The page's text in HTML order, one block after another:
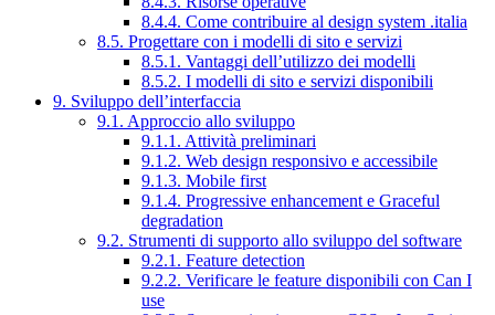
8.4.4. Come contribuire al design system .italia
8.5. Progettare con i modelli di sito e servizi
8.5.1. Vantaggi dell’utilizzo dei modelli
8.5.2. I modelli di sito e servizi disponibili
9. Sviluppo dell’interfaccia
9.1. Approccio allo sviluppo
9.1.1. Attività preliminari
9.1.2. Web design responsivo e accessibile
9.1.3. Mobile first
9.1.4. Progressive enhancement e Graceful
degradation
9.2. Strumenti di supporto allo sviluppo del software
9.2.1. Feature detection
9.2.2. Verificare le feature disponibili con Can I
use